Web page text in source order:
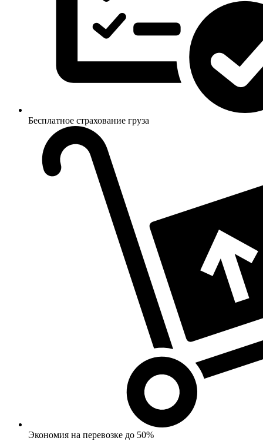
Бесплатное страхование груза
Экономия на перевозке до 50%